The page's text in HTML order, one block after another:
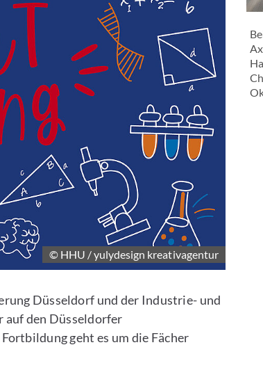
© HHU / yulydesign kreativagentur
Düsseldorf und der Industrie- und
auf den Düsseldorfer
geht es um die Fächer